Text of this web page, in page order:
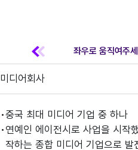
미디어회사
중국 최대 미디어 기업 중 하나
연예인 에이전시로 사업을 시작
작하는 종합 미디어 기업으로 발